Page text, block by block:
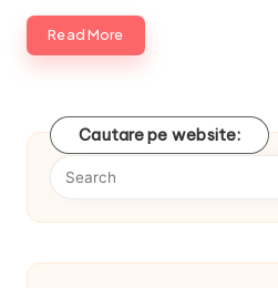
Read More
Cautare pe website: